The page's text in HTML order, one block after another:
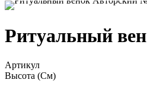
Ритуальный
Артикул
Высота (См)